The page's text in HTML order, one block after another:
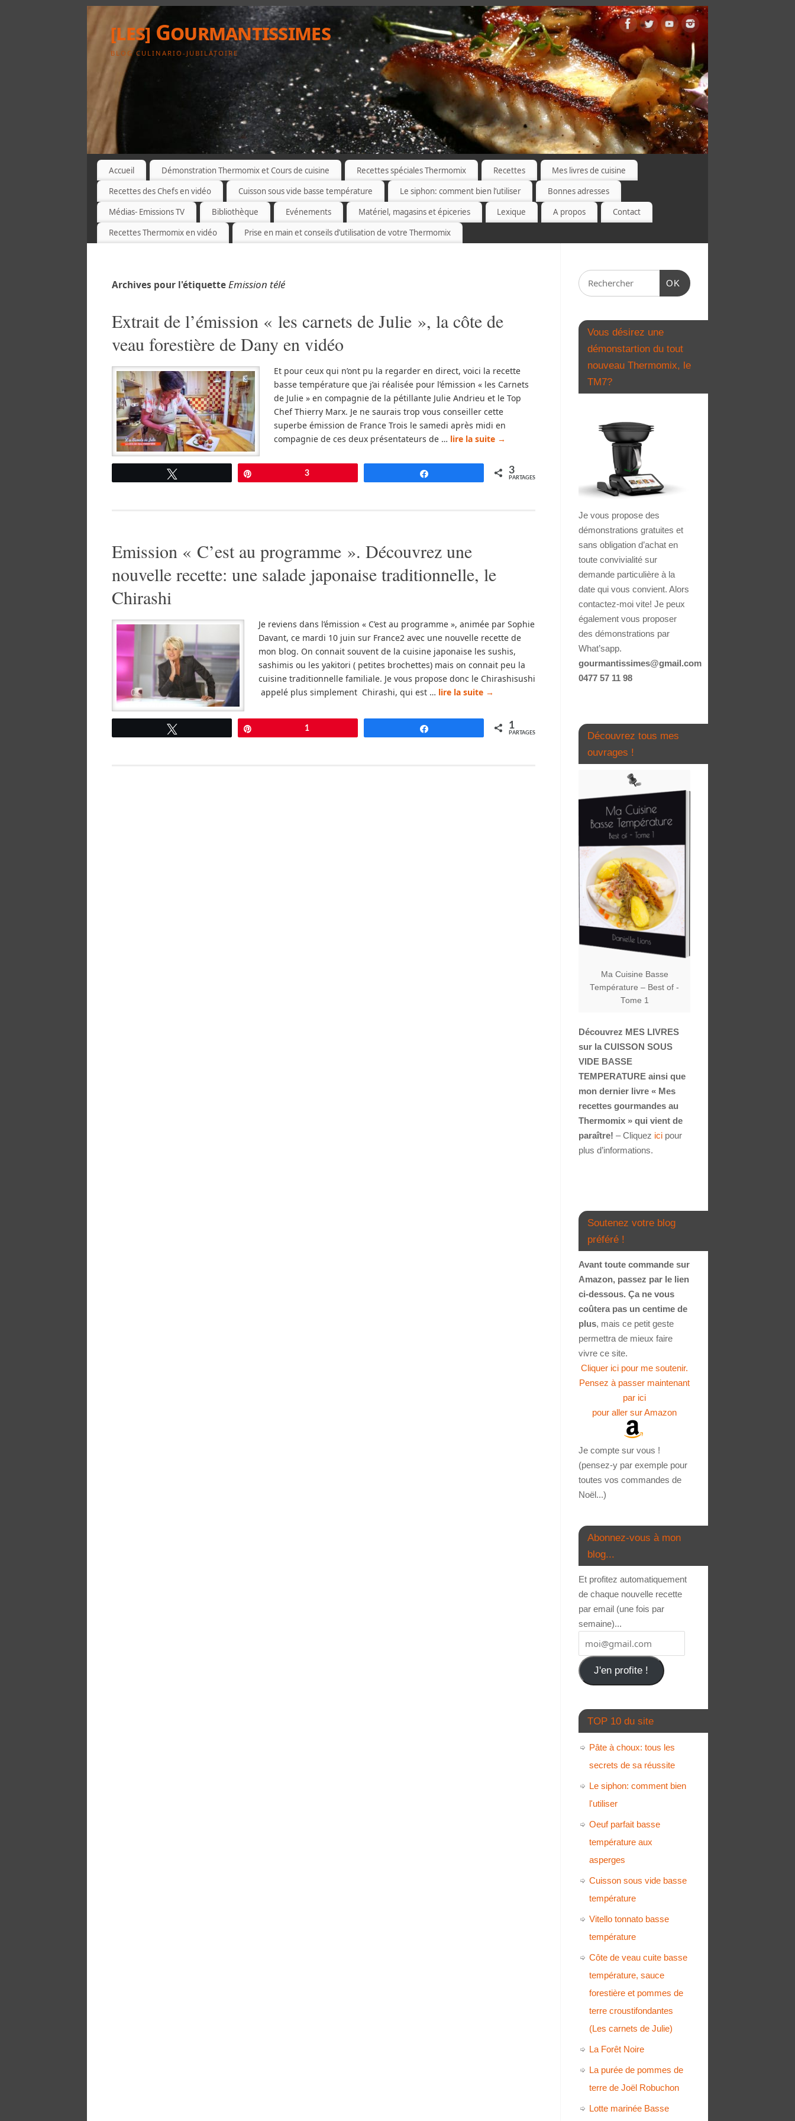
[les] Gourmantissimes
BLOG CULINARIO-JUBILATOIRE
Accueil Démonstration Thermomix et Cours de cuisine Recettes spéciales Thermomix Recettes
Mes livres de cuisine
Recettes des Chefs en vidéo
Cuisson sous vide basse température Le siphon: comment bien l’utiliser
Bonnes adresses
Médias- Emissions TV
Bibliothèque Evénements Matériel, magasins et épiceries Lexique A propos
Contact
Recettes Thermomix en vidéo
Prise en main et conseils d’utilisation de votre Thermomix
Archives pour l'étiquetteEmission télé
Extrait de l’émission « les carnets de Julie », la côte de
veau forestière de Dany en vidéo
Et pour ceux qui n’ont pu la regarder en direct, voici la recette
basse température que j’ai réalisée pour l’émission « les Carnets
de Julie » en compagnie de la pétillante Julie Andrieu et le Top
Chef Thierry Marx. Je ne saurais trop vous conseiller cette
superbe émission de France Trois le samedi après midi en
compagnie de ces deux présentateurs de … lire la suite →
3 3
PARTAGES
Emission « C’est au programme ». Découvrez une
nouvelle recette: une salade japonaise traditionnelle, le
Chirashi
Je reviens dans l’émission « C’est au programme », animée par Sophie
Davant, ce mardi 10 juin sur France2 avec une nouvelle recette de
mon blog. On connait souvent de la cuisine japonaise les sushis,
sashimis ou les yakitori ( petites brochettes) mais on connait peu la
cuisine traditionnelle familiale. Je vous propose donc le Chirashisushi
appelé plus simplement Chirashi, qui est … lire la suite →
1 1
PARTAGES
OK
Vous désirez une
démonstartion du tout
nouveau Thermomix, le
TM7?
Je vous propose des
démonstrations gratuites et
sans obligation d’achat en
toute convivialité sur
demande particulière à la
date qui vous convient. Alors
contactez-moi vite! Je peux
également vous proposer
des démonstrations par
What’sapp.
gourmantissimes@gmail.com
0477 57 11 98
Découvrez tous mes
ouvrages !
Ma Cuisine Basse
Température – Best of -
Tome 1
Découvrez MES LIVRES
sur la CUISSON SOUS
VIDE BASSE
TEMPERATURE ainsi que
mon dernier livre « Mes
recettes gourmandes au
Thermomix » qui vient de
paraître! – Cliquez ici pour
plus d’informations.
Soutenez votre blog
préféré !
Avant toute commande sur
Amazon, passez par le lien
ci-dessous. Ça ne vous
coûtera pas un centime de
plus, mais ce petit geste
permettra de mieux faire
vivre ce site.
Cliquer ici pour me soutenir.
Pensez à passer maintenant
par ici
pour aller sur Amazon
Je compte sur vous !
(pensez-y par exemple pour
toutes vos commandes de
Noël...)
Abonnez-vous à mon
blog...
Et profitez automatiquement
de chaque nouvelle recette
par email (une fois par
semaine)...
J'en profite !
TOP 10 du site
Pâte à choux: tous les
secrets de sa réussite
Le siphon: comment bien
l'utiliser
Oeuf parfait basse
température aux
asperges
Cuisson sous vide basse
température
Vitello tonnato basse
température
Côte de veau cuite basse
température, sauce
forestière et pommes de
terre croustifondantes
(Les carnets de Julie)
La Forêt Noire
La purée de pommes de
terre de Joël Robuchon
Lotte marinée Basse